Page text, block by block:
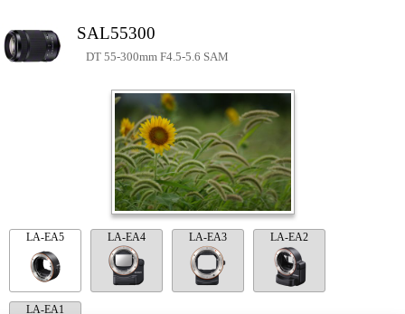
SAL55300
DT 55-300mm F4.5-5.6 SAM
LA-EA5 LA-EA4 LA-EA3 LA-EA2
LA-EA1